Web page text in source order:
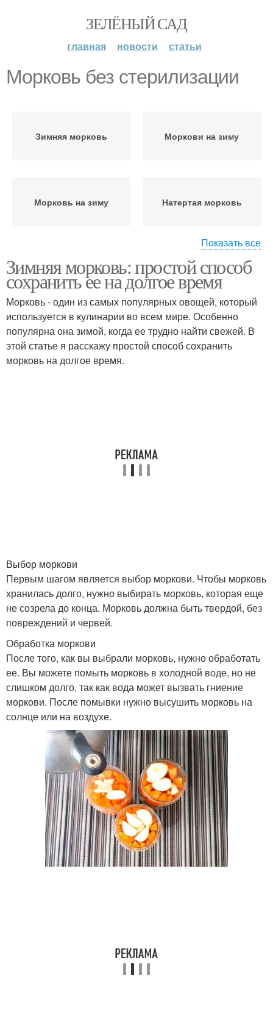
ЗЕЛЁНЫЙ САД
главная новости статьи
Морковь без стерилизации
Зимняя морковь Моркови на зиму
Морковь на зиму Натертая морковь
Морковь в банке
Моркови в
холодильнике
Морковь в воде
Морковь в
холодильнике
Показать все
Зимняя морковь: простой способ
сохранить ее на долгое время
Морковь - один из самых популярных овощей, который
используется в кулинарии во всем мире. Особенно
популярна она зимой, когда ее трудно найти свежей. В
этой статье я расскажу простой способ сохранить
морковь на долгое время.
Выбор моркови
Первым шагом является выбор моркови. Чтобы морковь
хранилась долго, нужно выбирать морковь, которая еще
не созрела до конца. Морковь должна быть твердой, без
повреждений и червей.
Обработка моркови
После того, как вы выбрали морковь, нужно обработать
ее. Вы можете помыть морковь в холодной воде, но не
слишком долго, так как вода может вызвать гниение
моркови. После помывки нужно высушить морковь на
солнце или на воздухе.